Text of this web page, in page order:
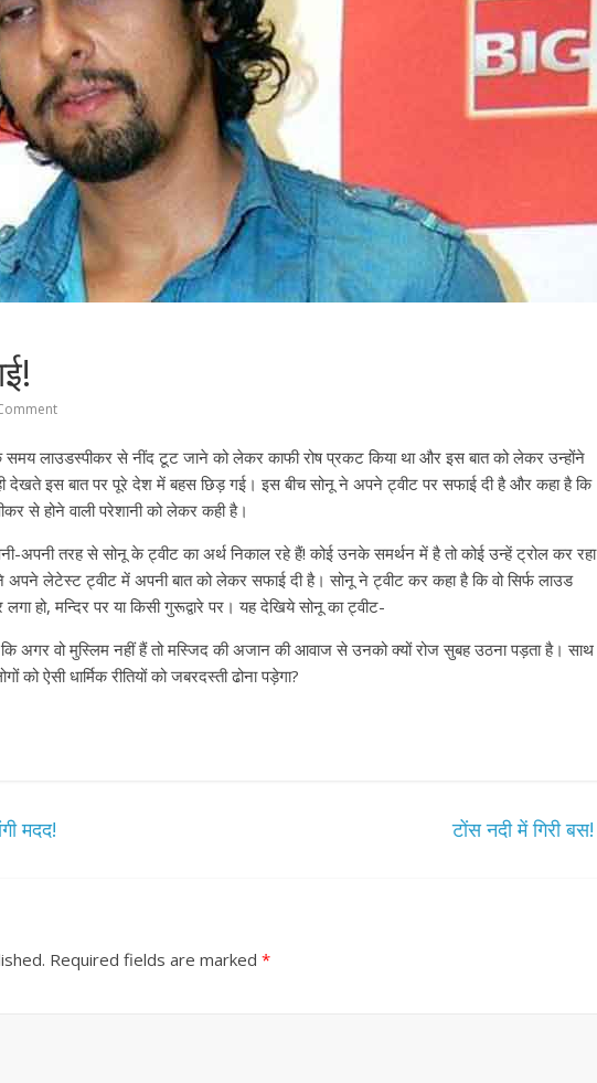
लाउडस्पीकर से नींद टूट जाने को लेकर काफी रोष प्रकट किया था और इस बात को लेकर उन्होंने
देखते इस बात पर पूरे देश में बहस छिड़ गई। इस बीच सोनू ने अपने ट्वीट पर सफाई दी है और कहा है कि
से होने वाली परेशानी को लेकर कही है।
अपनी तरह से सोनू के ट्वीट का अर्थ निकाल रहे हैं! कोई उनके समर्थन में है तो कोई उन्हें ट्रोल कर रहा
अपने लेटेस्ट ट्वीट में अपनी बात को लेकर सफाई दी है। सोनू ने ट्वीट कर कहा है कि वो सिर्फ लाउड
हो, मन्दिर पर या किसी गुरूद्वारे पर। यह देखिये सोनू का ट्वीट-
अगर वो मुस्ल‍िम नहीं हैं तो मस्जिद की अजान की आवाज से उनको क्यों रोज सुबह उठना पड़ता है। साथ
को ऐसी धार्मिक रीतियों को जबरदस्ती ढोना पड़ेगा?
मदद! टोंस नदी में गिरी बस!
Required fields are marked *